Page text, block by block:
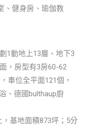
、健身房、瑜伽教
1動地上13層、地下3
，房型有3房60-62
車位全平面121個，
、德國bulthaup廚
基地面積873坪；5分